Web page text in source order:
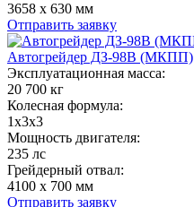
3658 х 630 мм
Отправить заявку
Автогрейдер ДЗ-98В (МКПП)
Эксплуатационная масса:
20 700 кг
Колесная формула:
1x3x3
Мощность двигателя:
235 лс
Грейдерный отвал:
4100 х 700 мм
Отправить заявку